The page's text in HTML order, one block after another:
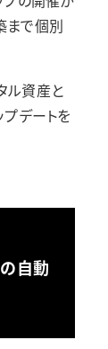
まで個別
ル資産と
デートを
自動